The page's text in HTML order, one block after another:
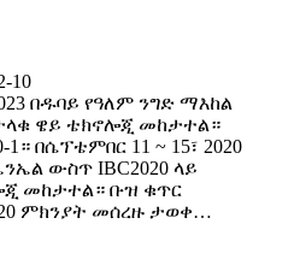
10
በዱባይ የዓለም ንግድ ማእከል
ታላቁ ዌይ ቴክኖሎጂ መከታተል።
በሴፕቴምበር 11 ~ 15፣ 2020
ውስጥ IBC2020 ላይ
መከታተል። ቡዝ ቁጥር
ምክንያት መሰረዙ ታወቀ…